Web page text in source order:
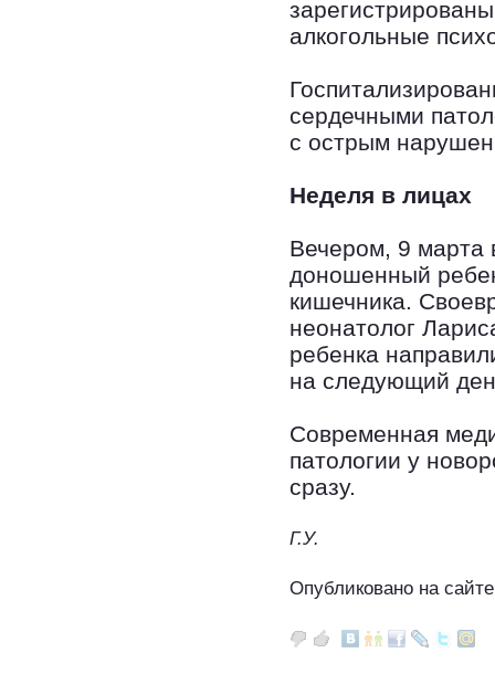
алкогольные
сердечными
с острым
Неделя в лицах
Вечером, 9 марта
доношенный
кишечника.
неонатолог
ребенка
на следующий
Современная
патологии у
сразу.
Г.У.
Опубликовано на